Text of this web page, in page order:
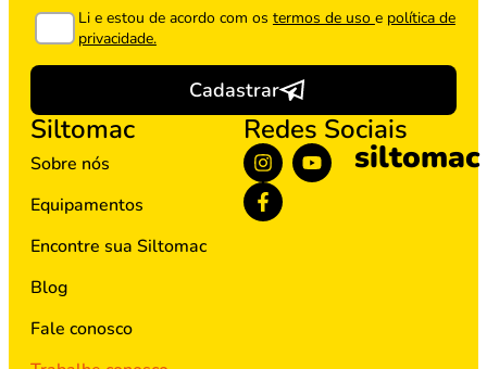
Li e estou de acordo com os termos de uso e política de
privacidade.
Cadastrar
Siltomac
Sobre nós
Equipamentos
Encontre sua Siltomac
Blog
Fale conosco
Redes Sociais
siltomac